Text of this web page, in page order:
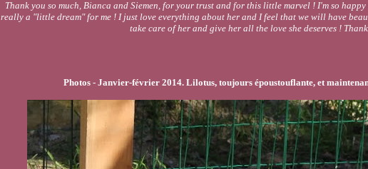
Thank you so much, Bianca and Siemen, for your trust and for this little marvel ! I'm so
really a "little dream" for me ! I just love everything about her and I feel that we will have
take care of her and give her all the love she deserves !
Photos - Janvier-février 2014. Lilotus, toujours époustouflante, et